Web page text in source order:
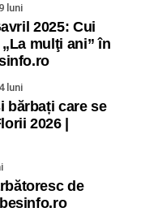
luni
2025: Cui
mulţi ani” în
luni
bărbați care se
2026 |
de